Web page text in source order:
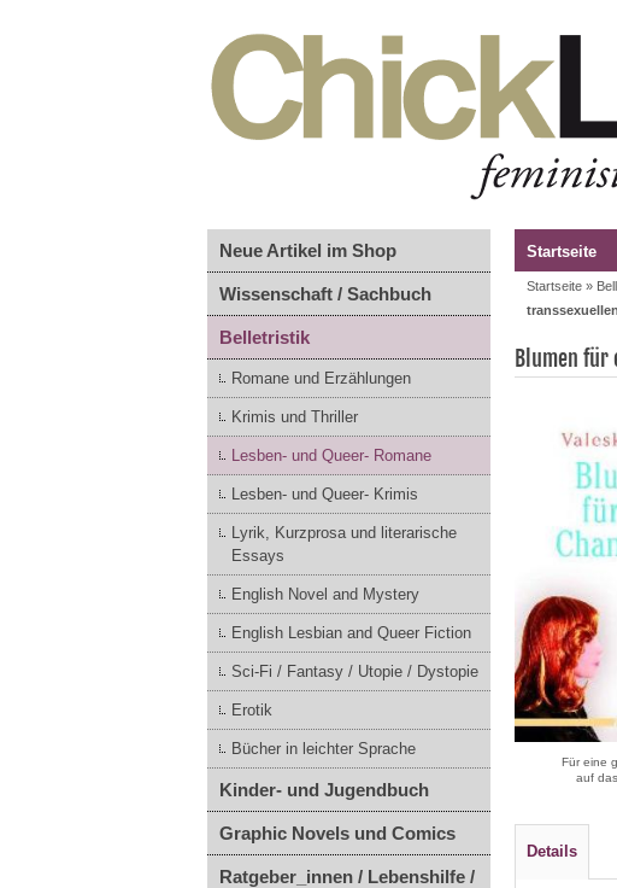
Neue Artikel im Shop
Wissenschaft / Sachbuch
Belletristik
Romane und Erzählungen
Krimis und Thriller
Lesben- und Queer- Romane
Lesben- und Queer- Krimis
Lyrik, Kurzprosa und literarische
Essays
English Novel and Mystery
English Lesbian and Queer Fiction
Sci-Fi / Fantasy / Utopie / Dystopie
Erotik
Bücher in leichter Sprache
Kinder- und Jugendbuch
Graphic Novels und Comics
Ratgeber_innen / Lebenshilfe /
Startseite
Startseite »
Blumen für
Für eine
auf
Details